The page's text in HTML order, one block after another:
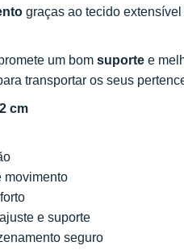
graças ao tecido
um bom suporte e
transportar os seus
cm
movimento
e suporte
seguro